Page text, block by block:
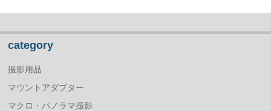
category
撮影用品
マウントアダプター
マクロ・パノラマ撮影